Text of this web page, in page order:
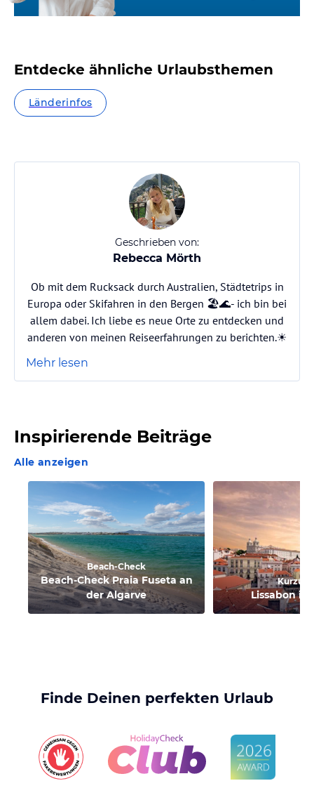
Entdecke ähnliche Urlaubsthemen
Länderinfos
Geschrieben von:
Rebecca Mörth
Ob mit dem Rucksack durch Australien, Städtetrips in
Europa oder Skifahren in den Bergen 🏖️🌊- ich bin bei
allem dabei. Ich liebe es neue Orte zu entdecken und
anderen von meinen Reiseerfahrungen zu berichten.☀️
Mehr lesen
Inspirierende Beiträge
Alle anzeigen
Beach-Check
Beach-Check Praia Fuseta an
der Algarve
Lissabon in
Finde Deinen perfekten Urlaub